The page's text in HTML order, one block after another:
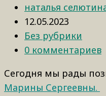
наталья
12.05.2023
Без рубрики
0 комментариев
Сегодня мы рады
Марины Сергеевны.